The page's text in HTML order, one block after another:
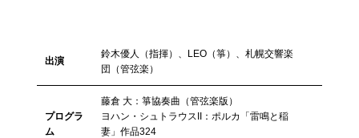
出演
鈴木優人（指揮）、LEO（箏）、札幌交響楽
団（管弦楽）
プログラ
ム
藤倉 大：箏協奏曲（管弦楽版）
ヨハン・シュトラウスII：ポルカ「雷鳴と稲
妻」作品324